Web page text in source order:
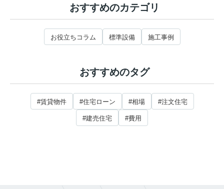
おすすめのカテゴリ
お役立ちコラム 標準設備 施工事例
おすすめのタグ
#賃貸物件 #住宅ローン #相場 #注文住宅
#建売住宅 #費用